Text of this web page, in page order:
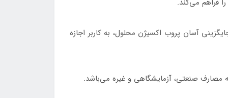
آسان پروب اکسیژن محلول، به کاربر اجازه